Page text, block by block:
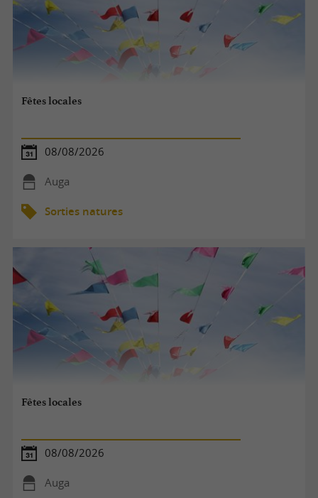
Fêtes locales
08/08/2026
Auga
Sorties natures
Fêtes locales
08/08/2026
Auga